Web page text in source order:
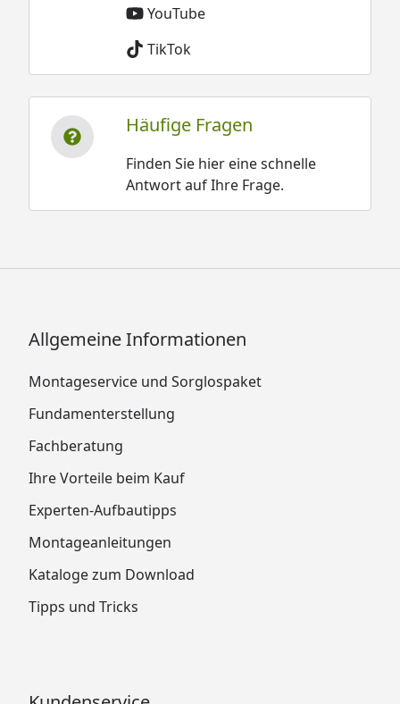
YouTube
TikTok
Häufige Fragen
Finden Sie hier eine schnelle
Antwort auf Ihre Frage.
Allgemeine Informationen
Montageservice und Sorglospaket
Fundamenterstellung
Fachberatung
Ihre Vorteile beim Kauf
Experten-Aufbautipps
Montageanleitungen
Kataloge zum Download
Tipps und Tricks